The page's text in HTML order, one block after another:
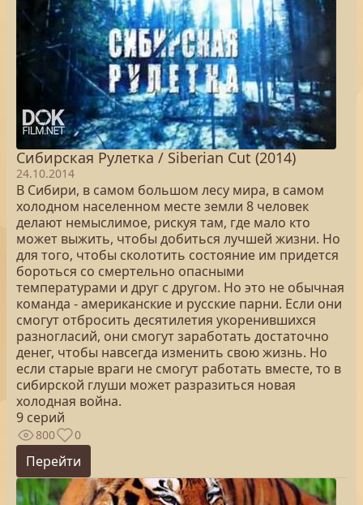
Сибирская Рулетка / Siberian Cut (2014)
24.10.2014
В Сибири, в самом большом лесу мира, в самом
холодном населенном месте земли 8 человек
делают немыслимое, рискуя там, где мало кто
может выжить, чтобы добиться лучшей жизни. Но
для того, чтобы сколотить состояние им придется
бороться со смертельно опасными
температурами и друг с другом. Но это не обычная
команда - американские и русские парни. Если они
смогут отбросить десятилетия укоренившихся
разногласий, они смогут заработать достаточно
денег, чтобы навсегда изменить свою жизнь. Но
если старые враги не смогут работать вместе, то в
сибирской глуши может разразиться новая
холодная война.
9 серий
800 0
Перейти